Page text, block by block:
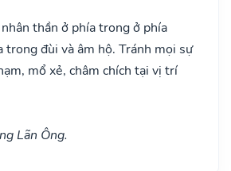
thần ở phía trong ở phía
trong đùi và âm hộ. Tránh mọi sự
mổ xẻ, châm chích tại vị trí
Lãn Ông.